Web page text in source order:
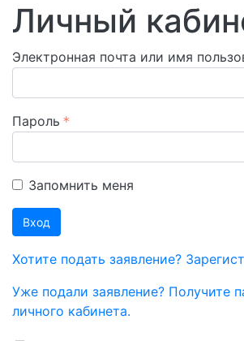
Личный
Электронная почта или имя
Пароль
Запомнить меня
Вход
Хотите подать заявление?
Уже подали заявление? Получите
личного кабинета.